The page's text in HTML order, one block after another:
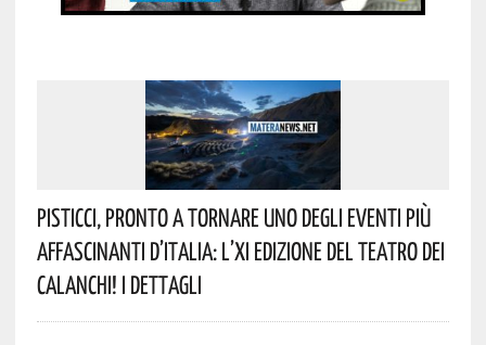
Pisticci, Pronto A Tornare Uno Degli Eventi Più
Affascinanti D’Italia: L’XI Edizione Del Teatro Dei
Calanchi! I Dettagli